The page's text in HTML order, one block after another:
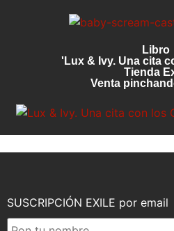
Libro
'Lux & Ivy. Una cita
Tienda
Venta
SUSCRIPCIÓN EXILE por email